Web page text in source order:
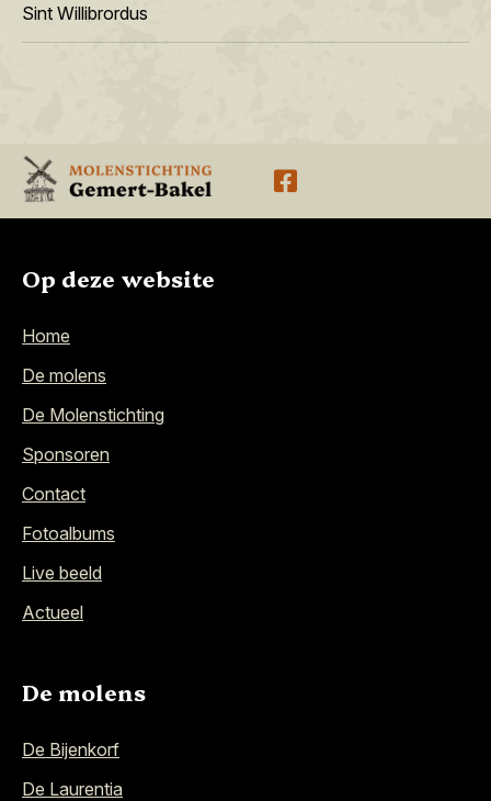
Sint Willibrordus
Op deze website
Home
De molens
De Molenstichting
Sponsoren
Contact
Fotoalbums
Live beeld
Actueel
De molens
De Bijenkorf
De Laurentia